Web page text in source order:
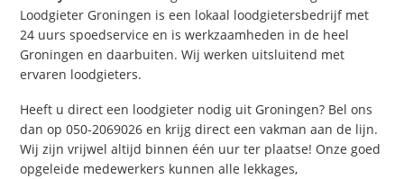
Loodgieter Groningen is een lokaal loodgietersbedrijf met
24 uurs spoedservice en is werkzaamheden in de heel
Groningen en daarbuiten. Wij werken uitsluitend met
ervaren loodgieters.
Heeft u direct een loodgieter nodig uit Groningen? Bel ons
dan op 050-2069026 en krijg direct een vakman aan de lijn.
Wij zijn vrijwel altijd binnen één uur ter plaatse! Onze goed
opgeleide medewerkers kunnen alle lekkages,